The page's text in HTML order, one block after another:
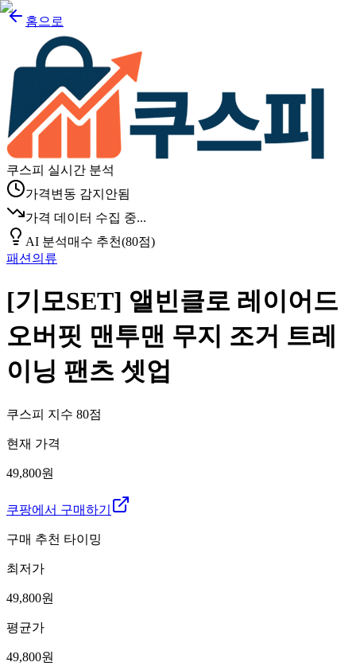
홈으로
쿠스피 실시간 분석
가격변동 감지안됨
가격 데이터 수집 중...
AI 분석매수 추천(80점)
패션의류
[기모SET] 앨빈클로 레이어드
오버핏 맨투맨 무지 조거 트레
이닝 팬츠 셋업
쿠스피 지수 80점
현재 가격
49,800원
쿠팡에서 구매하기
구매 추천 타이밍
최저가
49,800원
평균가
49,800원